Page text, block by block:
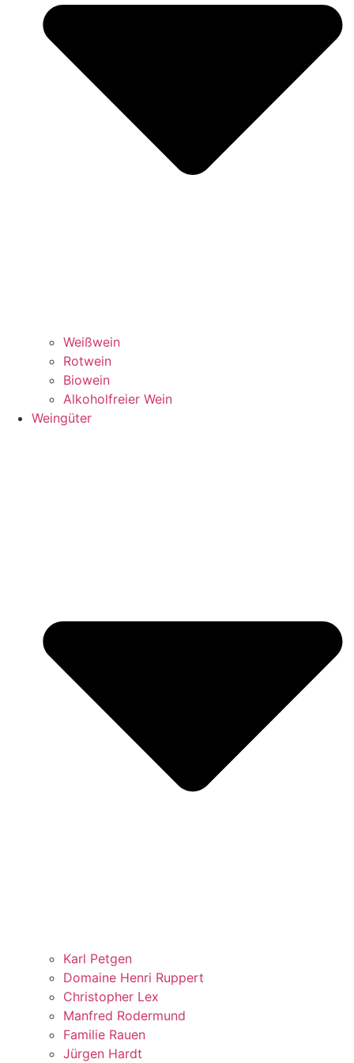
Weißwein
Rotwein
Biowein
Alkoholfreier Wein
Weingüter
Karl Petgen
Domaine Henri Ruppert
Christopher Lex
Manfred Rodermund
Familie Rauen
Jürgen Hardt